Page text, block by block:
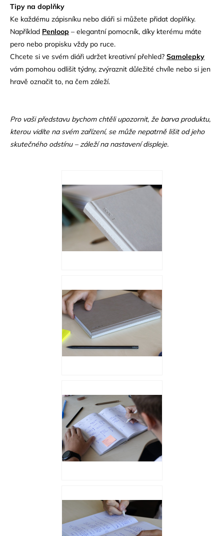
Tipy na doplňky
Ke každému zápisníku nebo diáři si můžete přidat doplňky.
Například Penloop – elegantní pomocník, díky kterému máte
pero nebo propisku vždy po ruce.
Chcete si ve svém diáři udržet kreativní přehled? Samolepky
vám pomohou odlišit týdny, zvýraznit důležité chvíle nebo si jen
hravě označit to, na čem záleží.
Pro vaši představu bychom chtěli upozornit, že barva produktu,
kterou vidíte na svém zařízení, se může nepatrně lišit od jeho
skutečného odstínu – záleží na nastavení displeje.